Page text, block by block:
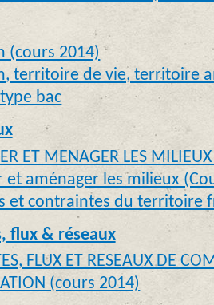
(cours 2014)
territoire de vie, territoire
bac
ET MENAGER LES
et aménager les milieux
et contraintes du territoire
flux & réseaux
FLUX ET RESEAUX DE
(cours 2014)